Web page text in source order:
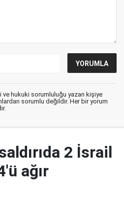
ve hukuki sorumluluğu yazan kişiye
sorumlu değildir. Her bir yorum
2 İsrail
ağır